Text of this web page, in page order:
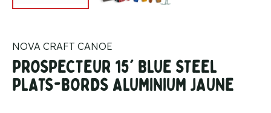
NOVA CRAFT CANOE
PROSPECTEUR 15' BLUE STEEL
PLATS-BORDS ALUMINIUM JAUNE